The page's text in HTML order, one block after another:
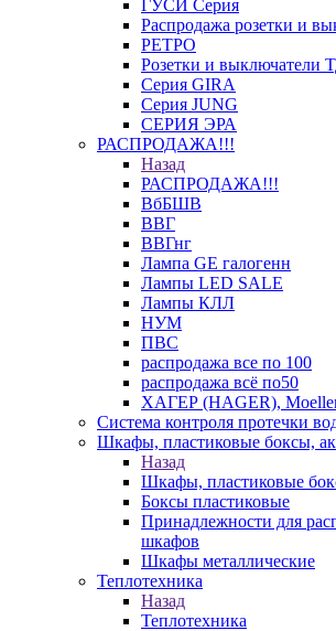
ГУСИ Серия
Распродажа розетки и
РЕТРО
Розетки и выключатели
Серия GIRA
Серия JUNG
СЕРИЯ ЭРА
РАСПРОДАЖА!!!
Назад
РАСПРОДАЖА!!!
ВбБШВ
ВВГ
ВВГнг
Лампа GE галогенн
Лампы LED SALE
Лампы КЛЛ
НУМ
ПВС
распродажа все по 100
распродажа всё по50
ХАГЕР (HAGER),
Система контроля протечки
Шкафы, пластиковые боксы,
Назад
Шкафы, пластиковые
Боксы пластиковые
Принадлежности для
шкафов
Шкафы металлические
Теплотехника
Назад
Теплотехника